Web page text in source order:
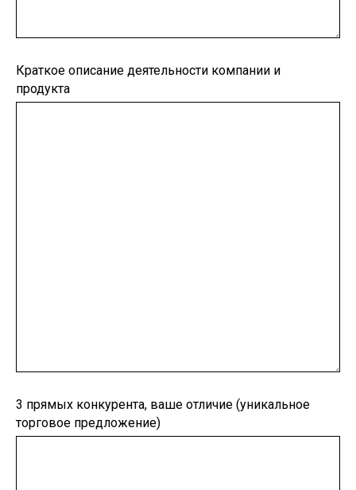
Краткое описание деятельности компании и
продукта
3 прямых конкурента, ваше отличие (уникальное
торговое предложение)